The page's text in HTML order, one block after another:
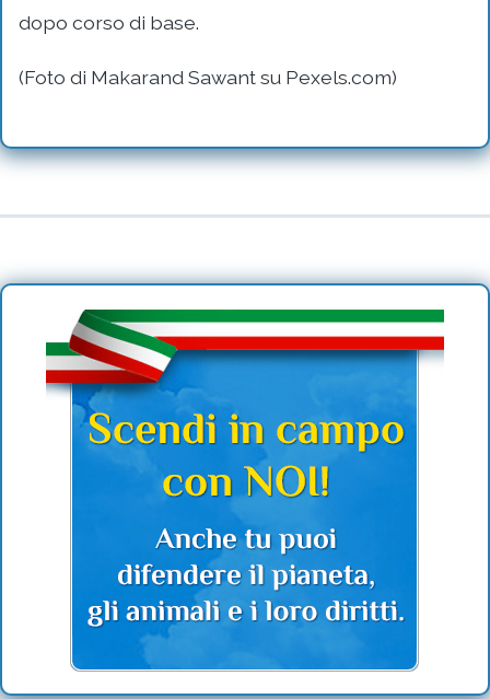
dopo corso di base.
(Foto di Makarand Sawant su Pexels.com)